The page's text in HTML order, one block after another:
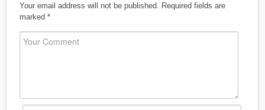
Your email address will not be published.
Required fields are
marked *